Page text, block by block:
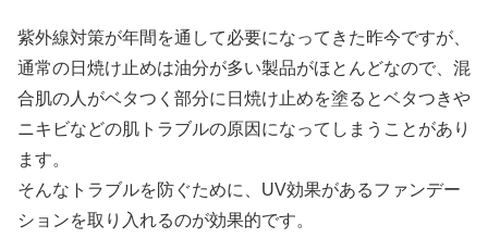
紫外線対策が年間を通して必要になってきた昨今ですが、
通常の日焼け止めは油分が多い製品がほとんどなので、混
合肌の人がベタつく部分に日焼け止めを塗るとベタつきや
ニキビなどの肌トラブルの原因になってしまうことがあり
ます。
そんなトラブルを防ぐために、UV効果があるファンデー
ションを取り入れるのが効果的です。